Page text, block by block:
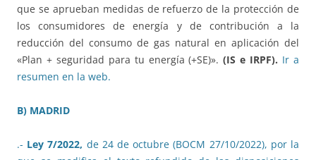
que se aprueban medidas de refuerzo de la protección de
los consumidores de energía y de contribución a la
reducción del consumo de gas natural en aplicación del
«Plan + seguridad para tu energía (+SE)».(IS e IRPF). Ir a
resumen en la web.
B) MADRID
.- Ley 7/2022, de 24 de octubre (BOCM 27/10/2022), por la